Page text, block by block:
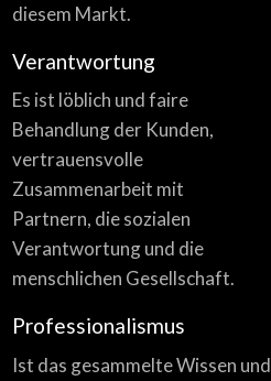
diesem Markt.
Verantwortung
Es ist löblich und faire
Behandlung der Kunden,
vertrauensvolle
Zusammenarbeit mit
Partnern, die sozialen
Verantwortung und die
menschlichen Gesellschaft.
Professionalismus
Ist das gesammelte Wissen und